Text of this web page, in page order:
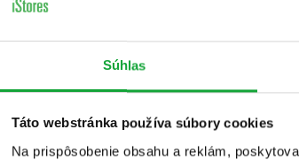
Súhlas
Táto webstránka používa súbory cookies
Na prispôsobenie obsahu a reklám,